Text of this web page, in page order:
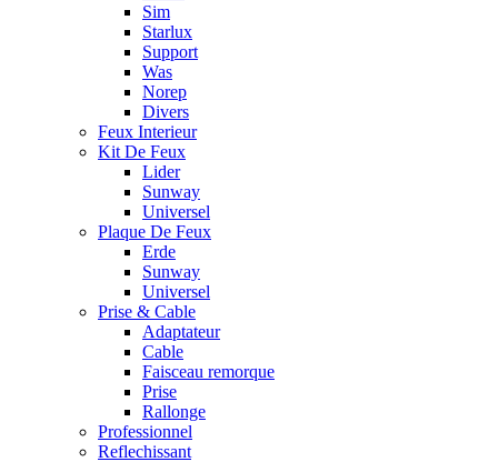
Sim
Starlux
Support
Was
Norep
Divers
Feux Interieur
Kit De Feux
Lider
Sunway
Universel
Plaque De Feux
Erde
Sunway
Universel
Prise & Cable
Adaptateur
Cable
Faisceau remorque
Prise
Rallonge
Professionnel
Reflechissant